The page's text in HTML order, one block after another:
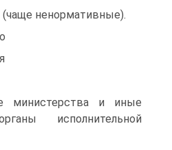
(чаще ненормативные).
министерства и иные
исполнительной